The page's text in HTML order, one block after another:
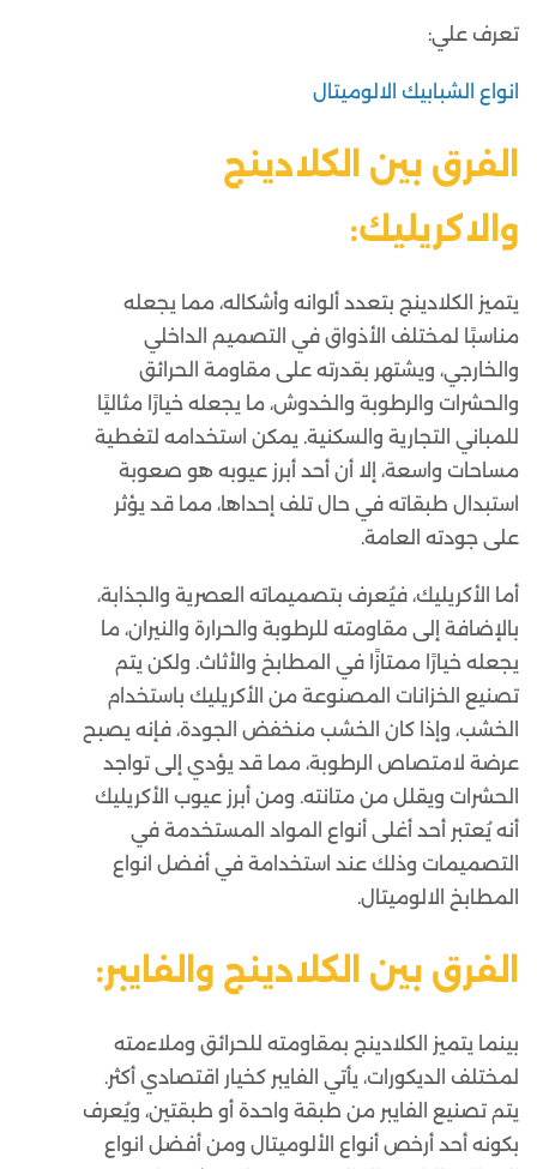
تعرف علي:
انواع الشبابيك الالوميتال
الفرق بين الكلادينج
والاكريليك:
يتميز الكلادينج بتعدد ألوانه وأشكاله، مما يجعله
مناسبًا لمختلف الأذواق في التصميم الداخلي
والخارجي، ويشتهر بقدرته على مقاومة الحرائق
والحشرات والرطوبة والخدوش، ما يجعله خيارًا مثاليًا
للمباني التجارية والسكنية. يمكن استخدامه لتغطية
مساحات واسعة، إلا أن أحد أبرز عيوبه هو صعوبة
استبدال طبقاته في حال تلف إحداها، مما قد يؤثر
على جودته العامة.
أما الأكريليك، فيُعرف بتصميماته العصرية والجذابة،
بالإضافة إلى مقاومته للرطوبة والحرارة والنيران، ما
يجعله خيارًا ممتازًا في المطابخ والأثاث. ولكن يتم
تصنيع الخزانات المصنوعة من الأكريليك باستخدام
الخشب، وإذا كان الخشب منخفض الجودة، فإنه يصبح
عرضة لامتصاص الرطوبة، مما قد يؤدي إلى تواجد
الحشرات ويقلل من متانته. ومن أبرز عيوب الأكريليك
أنه يُعتبر أحد أغلى أنواع المواد المستخدمة في
التصميمات وذلك عند استخدامة في أفضل انواع
المطابخ الالوميتال.
الفرق بين الكلادينج والفايبر:
بينما يتميز الكلادينج بمقاومته للحرائق وملاءمته
لمختلف الديكورات، يأتي الفايبر كخيار اقتصادي أكثر.
يتم تصنيع الفايبر من طبقة واحدة أو طبقتين، ويُعرف
بكونه أحد أرخص أنواع الألوميتال ومن أفضل انواع